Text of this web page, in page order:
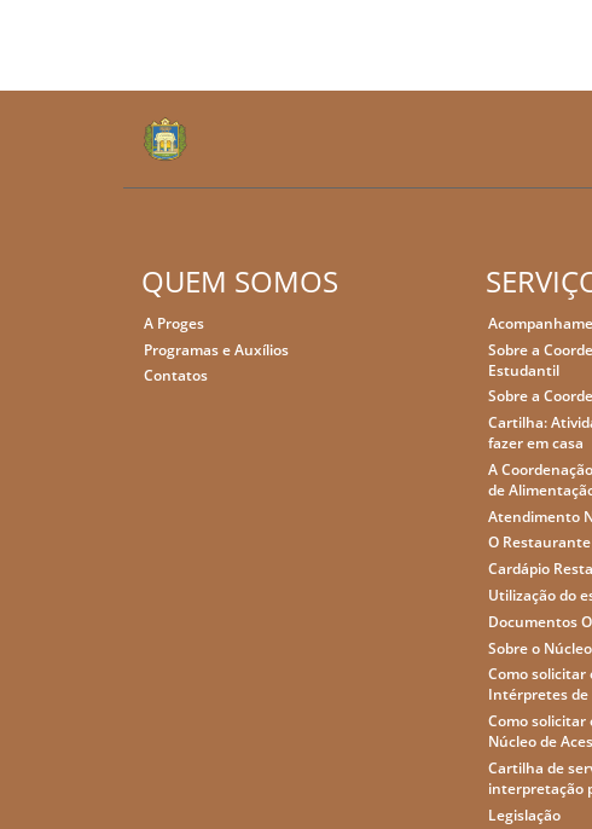
QUEM SOMOS
A Proges
Programas e Auxílios
Contatos
Sobre a
Estudantil
Sobre a
Cartilha:
fazer em casa
A
de
Atendimento
O
Cardápio
Utilização do
Documentos
Sobre o
Como solicitar
Intérpretes de
Como solicitar
Núcleo de
Cartilha de
interpretação
Legislação